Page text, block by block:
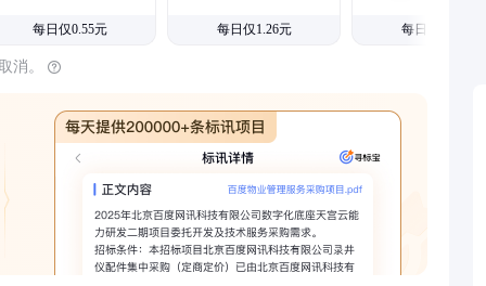
每日仅0.55元 每日仅1.26元 每日仅1.08元
消。